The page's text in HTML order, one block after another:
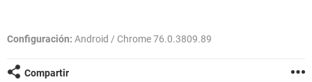
Configuración: Android / Chrome 76.0.3809.89
Compartir